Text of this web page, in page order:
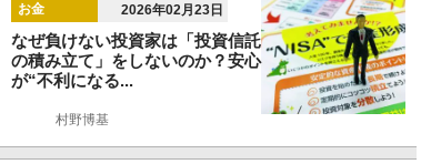
お金 2026年02月23日
なぜ負けない投資家は「投資信託
の積み立て」をしないのか？安心
が“不利になる...
村野博基